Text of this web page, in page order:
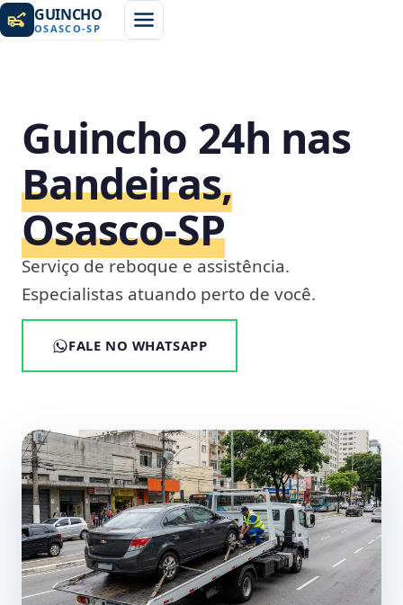
GUINCHO
OSASCO-SP
Guincho 24h nas
Bandeiras,
Osasco‑SP
Serviço de reboque e assistência.
Especialistas atuando perto de você.
FALE NO WHATSAPP